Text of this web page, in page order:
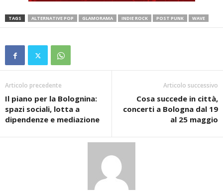
TAGS ALTERNATIVE POP GLAMORAMA INDIE ROCK POST PUNK WAVE
Articolo precedente
Il piano per la Bolognina:
spazi sociali, lotta a
dipendenze e mediazione
Articolo successivo
Cosa succede in città,
concerti a Bologna dal 19
al 25 maggio